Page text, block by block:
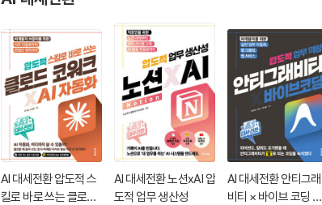
AI 대세전환 압도적 스
킬로 바로 쓰는 클로드
AI 대세전환 노션xAI 압
도적 업무 생산성
AI 대세전환 안티그래
비티 × 바이브 코딩 압